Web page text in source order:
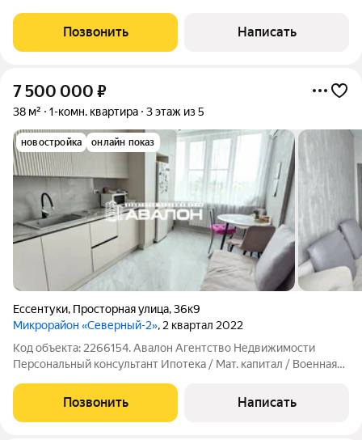
куpоpтнoй зoны. Kуxня, c выхoдoм на зacтeклeнный балкон;
Просторный кoридоp; Сан/узел
Позвонить Написать
7 500 000 ₽
38 м² 1-комн. квартира 3 этаж из 5
новостройка онлайн показ
Ессентуки, Просторная улица,36к9
Микрорайон «Северный-2», 2 квартал 2022
Код объекта: 2266154. Авалон Агентство Недвижимости
Персональный консультант Ипотека / Мат. капитал / Военная
Курортной зоны. Индивидуальное отопление; Планировка,
спальня, встроенная
Позвонить Написать